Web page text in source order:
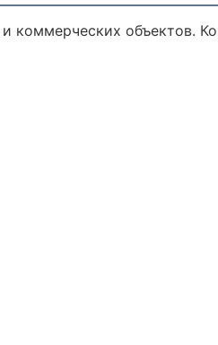
коммерческих объектов.